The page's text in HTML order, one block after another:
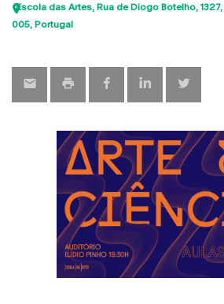
Escola das Artes Rua de Diogo Botelho, 1327
005 Portugal